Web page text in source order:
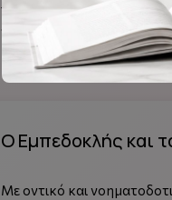
πολυώνυμες,
«νοήματος» του
βιβλίου)
Ο Εμπεδοκλής και
Με οντικό και